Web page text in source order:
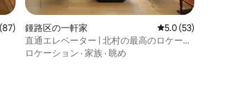
87件、5つ星中4.93つ星の平均評価
鍾路区の一軒家 レビュー53件、5つ
5.0 (53)
直通エレベーター | 北村の最高のロケーシ
ョンにある広々とした4ベッドルーム3バ
ロケーション · 家族 · 眺め